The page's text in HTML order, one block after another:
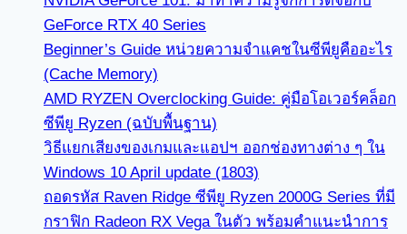
GeForce RTX 40 Series
Beginner’s Guide หน่วยความจำแคชในซีพียูคืออะไร
(Cache Memory)
AMD RYZEN Overclocking Guide: คู่มือโอเวอร์คล็อก
ซีพียู Ryzen (ฉบับพื้นฐาน)
วิธีแยกเสียงของเกมและแอปฯ ออกช่องทางต่าง ๆ ใน
Windows 10 April update (1803)
ถอดรหัส Raven Ridge ซีพียู Ryzen 2000G Series ที่มี
กราฟิก Radeon RX Vega ในตัว พร้อมคำแนะนำการ